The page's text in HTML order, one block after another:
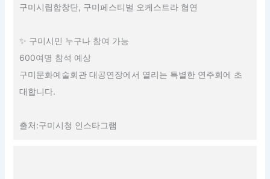
구미시립합창단, 구미페스티벌 오케스트라 협연
✨ 구미시민 누구나 참여 가능
600여명 참석 예상
구미문화예술회관 대공연장에서 열리는 특별한 연주회에 초
대합니다.
출처:구미시청 인스타그램